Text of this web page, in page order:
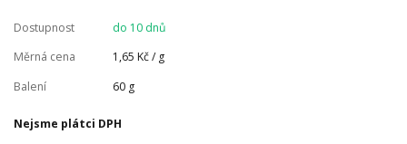
Dostupnost
do 10 dnů
Měrná cena
1,65 Kč / g
Balení
60 g
Nejsme plátci DPH